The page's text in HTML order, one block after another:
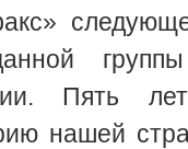
Пять
нашей